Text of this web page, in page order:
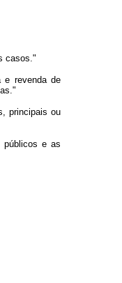
casos."
e revenda de
principais ou
públicos e as